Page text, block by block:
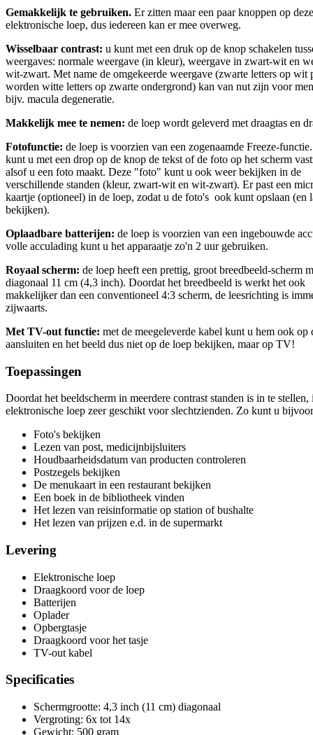
Gemakkelijk te gebruiken. Er zitten maar een paar knoppen op deze
elektronische loep, dus iedereen kan er mee overweg.
Wisselbaar contrast: u kunt met een druk op de knop schakelen
weergaves: normale weergave (in kleur), weergave in zwart-wit en
wit-zwart. Met name de omgekeerde weergave (zwarte letters op wit
worden witte letters op zwarte ondergrond) kan van nut zijn voor
bijv. macula degeneratie.
Makkelijk mee te nemen: de loep wordt geleverd met draagtas en
Fotofunctie: de loep is voorzien van een zogenaamde Freeze-
kunt u met een drop op de knop de tekst of de foto op het scherm
alsof u een foto maakt. Deze "foto" kunt u ook weer bekijken in de
verschillende standen (kleur, zwart-wit en wit-zwart). Er past een
kaartje (optioneel) in de loep, zodat u de foto's ook kunt opslaan (en
bekijken).
Oplaadbare batterijen: de loep is voorzien van een ingebouwde
volle acculading kunt u het apparaatje zo'n 2 uur gebruiken.
Royaal scherm: de loep heeft een prettig, groot breedbeeld-scherm
diagonaal 11 cm (4,3 inch). Doordat het breedbeeld is werkt het ook
makkelijker dan een conventioneel 4:3 scherm, de leesrichting is
zijwaarts.
Met TV-out functie: met de meegeleverde kabel kunt u hem ook op
aansluiten en het beeld dus niet op de loep bekijken, maar op TV!
Toepassingen
Doordat het beeldscherm in meerdere contrast standen is in te stellen,
elektronische loep zeer geschikt voor slechtzienden. Zo kunt u
Foto's bekijken
Lezen van post, medicijnbijsluiters
Houdbaarheidsdatum van producten controleren
Postzegels bekijken
De menukaart in een restaurant bekijken
Een boek in de bibliotheek vinden
Het lezen van reisinformatie op station of bushalte
Het lezen van prijzen e.d. in de supermarkt
Levering
Elektronische loep
Draagkoord voor de loep
Batterijen
Oplader
Opbergtasje
Draagkoord voor het tasje
TV-out kabel
Specificaties
Schermgrootte: 4,3 inch (11 cm) diagonaal
Vergroting: 6x tot 14x
Gewicht: 500 gram